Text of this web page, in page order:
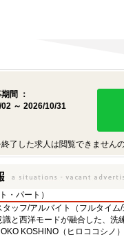
間 ：
～ 2026/10/31
了した求人は閲覧できません
・パート）
ッフ/アルバイト（フルタイム/
識と西洋モードが融合した、洗
KOSHINO（ヒロココシノ